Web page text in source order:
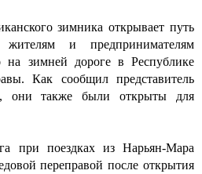
зимника открывает путь
и предпринимателям
на зимней дороге в Республике
Как сообщил представитель
они также были открыты для
при поездках из Нарьян-Мара
переправой после открытия